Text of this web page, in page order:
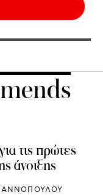
τις πρώτες
άνοιξης